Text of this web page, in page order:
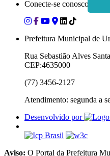
Conecte-se conosco nas
Prefeitura Municipal de
Rua Sebastião Alves
CEP:4635000
(77) 3456-2127
Atendimento: segunda a
Desenvolvido por
Aviso: O Portal da Prefeitura